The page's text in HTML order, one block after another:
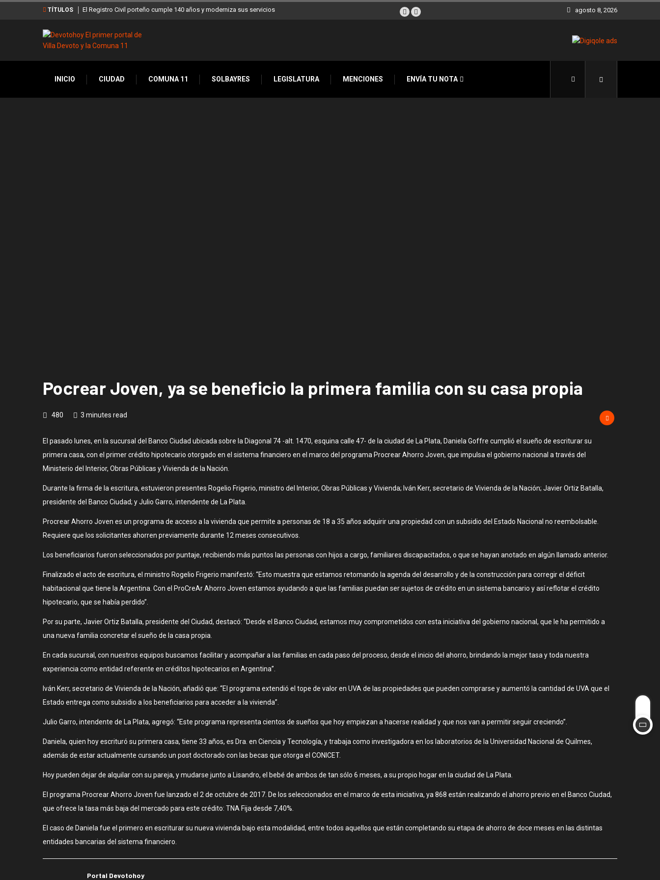
TÍTULOS El Registro Civil porteño cumple 140 años y moderniza sus servicios agosto 8, 2026
INICIO CIUDAD COMUNA 11 SOLBAYRES LEGISLATURA MENCIONES ENVÍA TU NOTA
Pocrear Joven, ya se beneficio la primera familia con su casa propia
480 3 minutes read
El pasado lunes, en la sucursal del Banco Ciudad ubicada sobre la Diagonal 74 -alt. 1470, esquina calle 47- de la ciudad de La Plata, Daniela Goffre cumplió el sueño de escriturar su
primera casa, con el primer crédito hipotecario otorgado en el sistema financiero en el marco del programa Procrear Ahorro Joven, que impulsa el gobierno nacional a través del
Ministerio del Interior, Obras Públicas y Vivienda de la Nación.
Durante la firma de la escritura, estuvieron presentes Rogelio Frigerio, ministro del Interior, Obras Públicas y Vivienda; Iván Kerr, secretario de Vivienda de la Nación; Javier Ortiz Batalla,
presidente del Banco Ciudad; y Julio Garro, intendente de La Plata.
Procrear Ahorro Joven es un programa de acceso a la vivienda que permite a personas de 18 a 35 años adquirir una propiedad con un subsidio del Estado Nacional no reembolsable.
Requiere que los solicitantes ahorren previamente durante 12 meses consecutivos.
Los beneficiarios fueron seleccionados por puntaje, recibiendo más puntos las personas con hijos a cargo, familiares discapacitados, o que se hayan anotado en algún llamado anterior.
Finalizado el acto de escritura, el ministro Rogelio Frigerio manifestó: “Esto muestra que estamos retomando la agenda del desarrollo y de la construcción para corregir el déficit
habitacional que tiene la Argentina. Con el ProCreAr Ahorro Joven estamos ayudando a que las familias puedan ser sujetos de crédito en un sistema bancario y así reflotar el crédito
hipotecario, que se había perdido”.
Por su parte, Javier Ortiz Batalla, presidente del Ciudad, destacó: “Desde el Banco Ciudad, estamos muy comprometidos con esta iniciativa del gobierno nacional, que le ha permitido a
una nueva familia concretar el sueño de la casa propia.
En cada sucursal, con nuestros equipos buscamos facilitar y acompañar a las familias en cada paso del proceso, desde el inicio del ahorro, brindando la mejor tasa y toda nuestra
experiencia como entidad referente en créditos hipotecarios en Argentina”.
Iván Kerr, secretario de Vivienda de la Nación, añadió que: “El programa extendió el tope de valor en UVA de las propiedades que pueden comprarse y aumentó la cantidad de UVA que el
Estado entrega como subsidio a los beneficiarios para acceder a la vivienda”.
Julio Garro, intendente de La Plata, agregó: “Este programa representa cientos de sueños que hoy empiezan a hacerse realidad y que nos van a permitir seguir creciendo”.
Daniela, quien hoy escrituró su primera casa, tiene 33 años, es Dra. en Ciencia y Tecnología, y trabaja como investigadora en los laboratorios de la Universidad Nacional de Quilmes,
además de estar actualmente cursando un post doctorado con las becas que otorga el CONICET.
Hoy pueden dejar de alquilar con su pareja, y mudarse junto a Lisandro, el bebé de ambos de tan sólo 6 meses, a su propio hogar en la ciudad de La Plata.
El programa Procrear Ahorro Joven fue lanzado el 2 de octubre de 2017. De los seleccionados en el marco de esta iniciativa, ya 868 están realizando el ahorro previo en el Banco Ciudad,
que ofrece la tasa más baja del mercado para este crédito: TNA Fija desde 7,40%.
El caso de Daniela fue el primero en escriturar su nueva vivienda bajo esta modalidad, entre todos aquellos que están completando su etapa de ahorro de doce meses en las distintas
entidades bancarias del sistema financiero.
Portal Devotohoy